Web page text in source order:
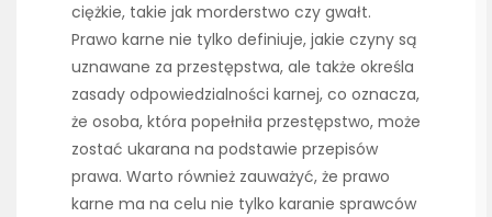
ciężkie, takie jak morderstwo czy gwałt.
Prawo karne nie tylko definiuje, jakie czyny są
uznawane za przestępstwa, ale także określa
zasady odpowiedzialności karnej, co oznacza,
że osoba, która popełniła przestępstwo, może
zostać ukarana na podstawie przepisów
prawa. Warto również zauważyć, że prawo
karne ma na celu nie tylko karanie sprawców